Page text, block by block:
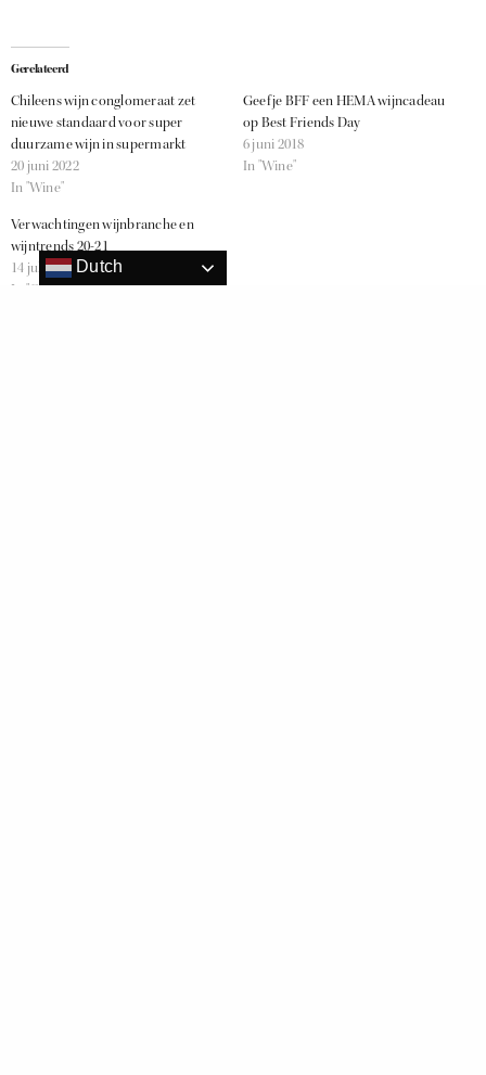
Gerelateerd
Chileens wijn conglomeraat zet
nieuwe standaard voor super
duurzame wijn in supermarkt
20 juni 2022
In "Wine"
Geef je BFF een HEMA wijncadeau
op Best Friends Day
6 juni 2018
In "Wine"
Verwachtingen wijnbranche en
wijntrends 20-21
14 juli 2020
In "Geen categorie"
Dutch